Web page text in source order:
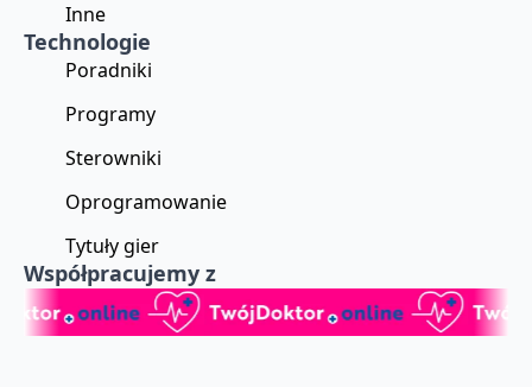
Inne
Technologie
Poradniki
Programy
Sterowniki
Oprogramowanie
Tytuły gier
Współpracujemy z